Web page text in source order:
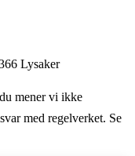
Lysaker
mener vi ikke
med regelverket. Se